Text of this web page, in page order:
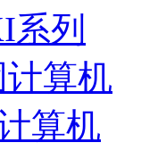
系列
计算机
算机